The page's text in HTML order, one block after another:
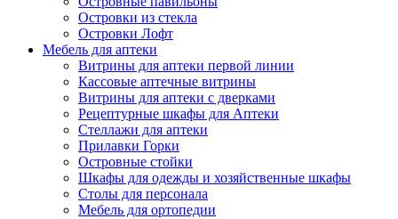
Островки из стекла
Островки Лофт
Мебель для аптеки
Витрины для аптеки первой линии
Кассовые аптечные витрины
Витрины для аптеки с дверками
Рецептурные шкафы для Аптеки
Стеллажи для аптеки
Прилавки Горки
Островные стойки
Шкафы для одежды и хозяйственные шкафы
Столы для персонала
Мебель для ортопедии